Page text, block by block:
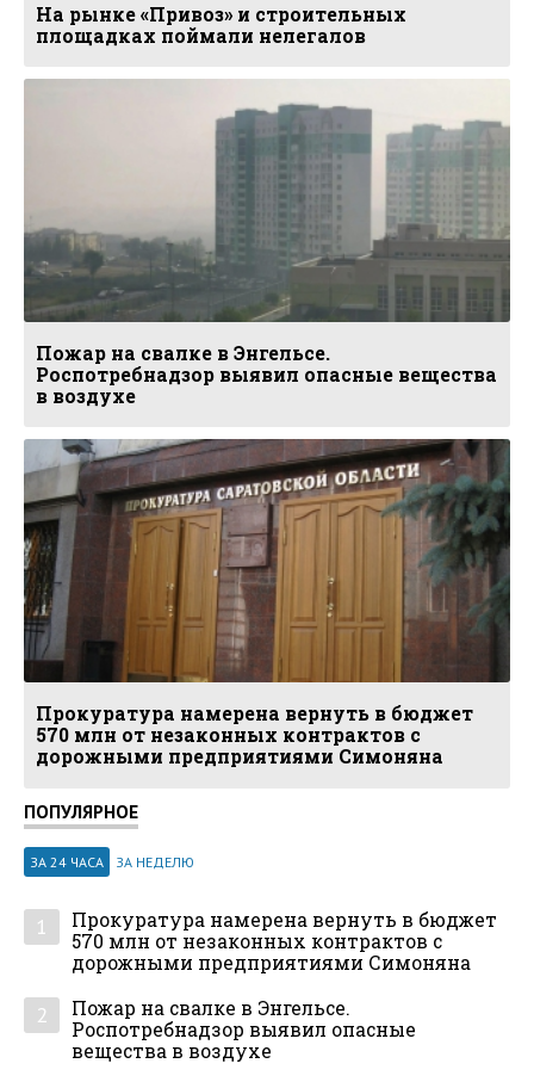
На рынке «Привоз» и строительных
площадках поймали нелегалов
Пожар на свалке в Энгельсе.
Роспотребнадзор выявил опасные вещества
в воздухе
Прокуратура намерена вернуть в бюджет
570 млн от незаконных контрактов с
дорожными предприятиями Симоняна
ПОПУЛЯРНОЕ
ЗА 24 ЧАСА ЗА НЕДЕЛЮ
1
Прокуратура намерена вернуть в бюджет
570 млн от незаконных контрактов с
дорожными предприятиями Симоняна
2
Пожар на свалке в Энгельсе.
Роспотребнадзор выявил опасные
вещества в воздухе